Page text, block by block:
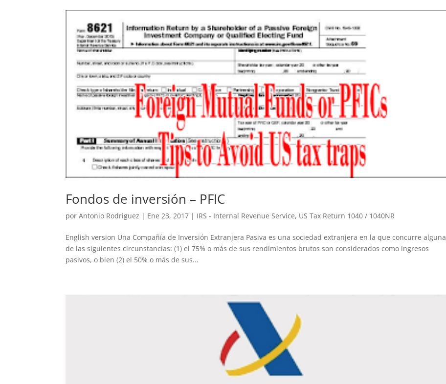
Fondos de inversión – PFIC
porAntonio Rodriguez | Ene 23, 2017 | IRS - Internal Revenue Service, US Tax Return 1040 / 1040NR
English version Una Compañía de Inversión Extranjera Pasiva es una sociedad extranjera en la que concurre alguna
de las siguientes circunstancias: (1) el 75% o más de sus rendimientos brutos son considerados como ingresos
pasivos, o bien (2) el 50% o más de sus...